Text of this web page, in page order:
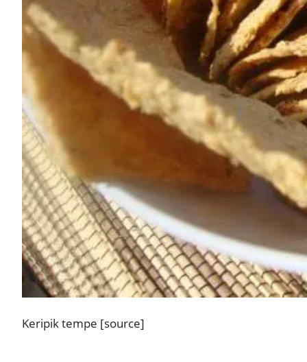
Keripik tempe [source]